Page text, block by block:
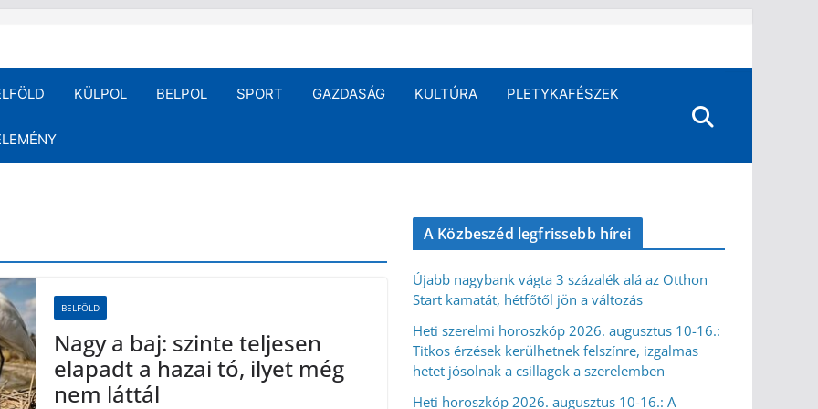
KÜLPOL BELPOL SPORT GAZDASÁG KULTÚRA PLETYKAFÉSZEK
BELFÖLD
Nagy a baj: szinte teljesen
elapadt a hazai tó, ilyet még
nem láttál
A Közbeszéd legfrissebb hírei
Újabb nagybank vágta 3 százalék alá az Otthon
Start kamatát, hétfőtől jön a változás
Heti szerelmi horoszkóp 2026. augusztus 10-16.:
Titkos érzések kerülhetnek felszínre, izgalmas
hetet jósolnak a csillagok a szerelemben
Heti horoszkóp 2026. augusztus 10-16.: A